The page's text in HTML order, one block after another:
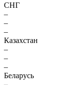
СНГ
–
–
–
Казахстан
–
–
–
Беларусь